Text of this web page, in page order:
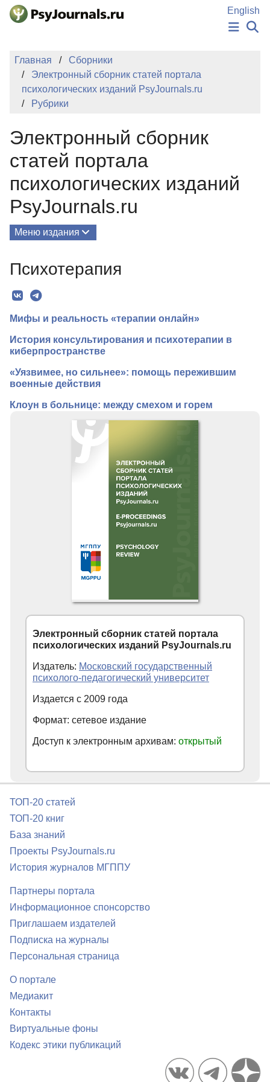
Перейти к основному содержанию
English
НОВОСТИ
ИЗДАНИЯ
АВТОРЫ
ПОДАТЬ РУКОПИСЬ
Регистрация
Вход
Главная
Сборники
Электронный сборник статей портала
психологических изданий PsyJournals.ru
Рубрики
Электронный сборник
статей портала
психологических изданий
PsyJournals.ru
Меню издания
Для авторов
Рубрики
Выпуски
Контакты
Психотерапия
Мифы и реальность «терапии онлайн»
История консультирования и психотерапии в
киберпространстве
«Уязвимее, но сильнее»: помощь пережившим
военные действия
Клоун в больнице: между смехом и горем
Электронный сборник статей портала
психологических изданий PsyJournals.ru
Издатель: Московский государственный
психолого-педагогический университет
Издается с 2009 года
Формат: сетевое издание
Доступ к электронным архивам: открытый
ТОП-20 статей
ТОП-20 книг
База знаний
Проекты PsyJournals.ru
История журналов МГППУ
Партнеры портала
Информационное спонсорство
Приглашаем издателей
Подписка на журналы
Персональная страница
О портале
Медиакит
Контакты
Виртуальные фоны
Кодекс этики публикаций